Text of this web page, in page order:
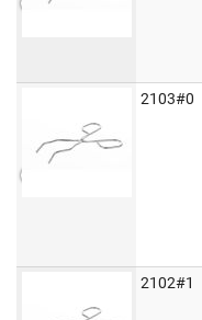
2103#0
2102#1